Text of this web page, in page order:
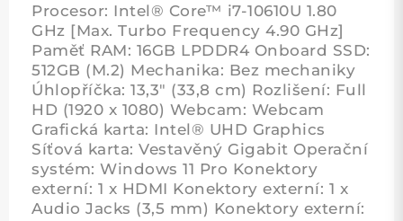
Procesor: Intel® Core™ i7-10610U 1.80
GHz [Max. Turbo Frequency 4.90 GHz]
Paměť RAM: 16GB LPDDR4 Onboard SSD:
512GB (M.2) Mechanika: Bez mechaniky
Úhlopříčka: 13,3" (33,8 cm) Rozlišení: Full
HD (1920 x 1080) Webcam: Webcam
Grafická karta: Intel® UHD Graphics
Síťová karta: Vestavěný Gigabit Operační
systém: Windows 11 Pro Konektory
externí: 1 x HDMI Konektory externí: 1 x
Audio Jacks (3,5 mm) Konektory externí: